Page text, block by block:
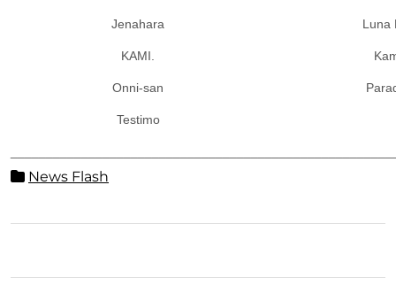
Jenahara Luna
KAMI.
Onni-san
Testimo
News Flash